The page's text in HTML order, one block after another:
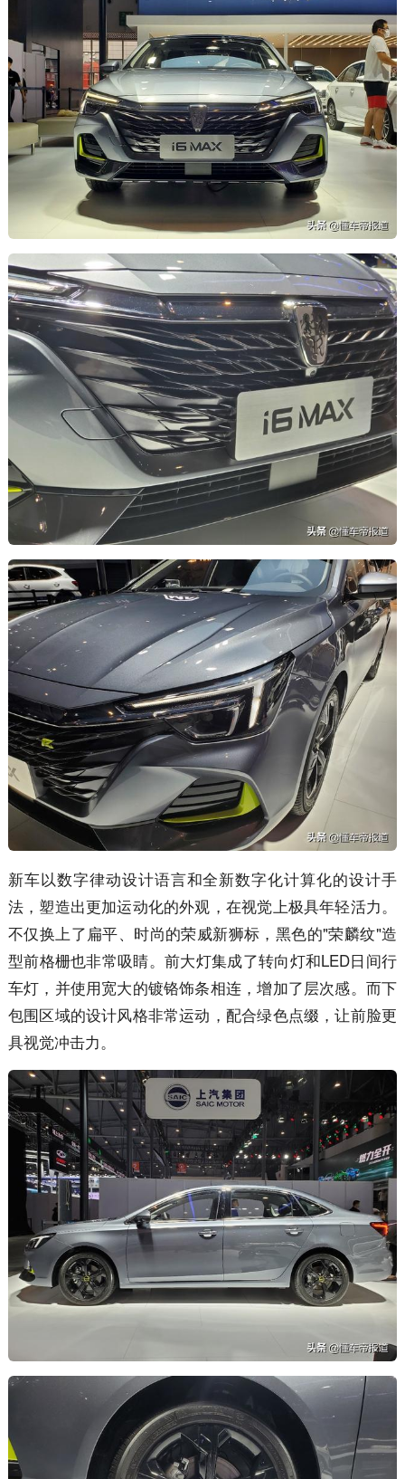
新车以数字律动设计语言和全新数字化计算化的设计手
法，塑造出更加运动化的外观，在视觉上极具年轻活力。
不仅换上了扁平、时尚的荣威新狮标，黑色的"荣麟纹"造
型前格栅也非常吸睛。前大灯集成了转向灯和LED日间行
车灯，并使用宽大的镀铬饰条相连，增加了层次感。而下
包围区域的设计风格非常运动，配合绿色点缀，让前脸更
具视觉冲击力。